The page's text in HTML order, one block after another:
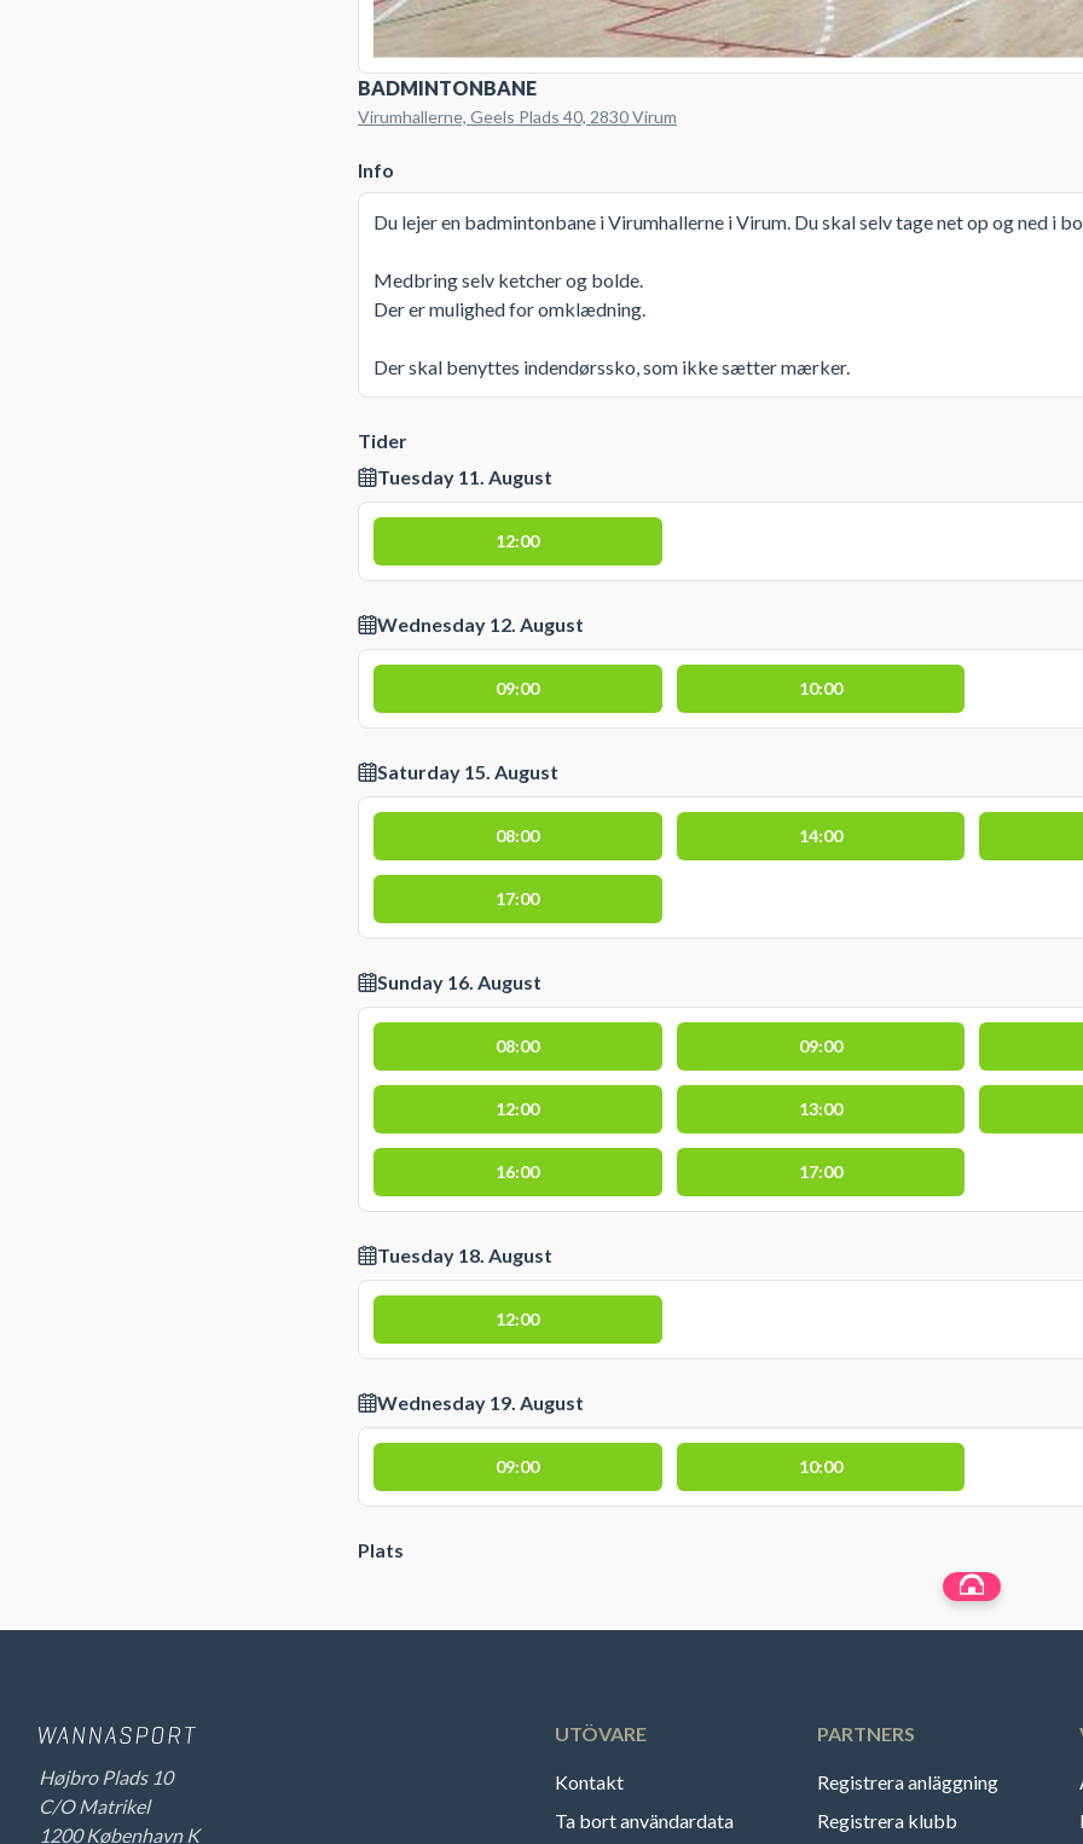
BADMINTONBANE
Virumhallerne, Geels Plads 40, 2830 Virum
Info
Du lejer en badmintonbane i Virumhallerne i Virum. Du skal selv tage net op og ned i
Medbring selv ketcher og bolde.
Der er mulighed for omklædning.
Der skal benyttes indendørssko, som ikke sætter mærker.
Tider
Tuesday 11. August
12:00
Wednesday 12. August
09:00 10:00
Saturday 15. August
08:00 14:00
17:00
Sunday 16. August
08:00 09:00
12:00 13:00
16:00 17:00
Tuesday 18. August
12:00
Wednesday 19. August
09:00 10:00
Plats
Højbro Plads 10
C/O Matrikel
1200 København K
UTÖVARE
Kontakt
Ta bort användardata
PARTNERS
Registrera anläggning
Registrera klubb